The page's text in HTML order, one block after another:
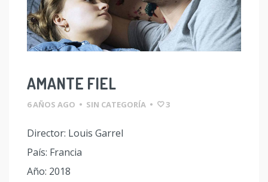
AMANTE FIEL
6 AÑOS AGO • SIN CATEGORÍA • 3
Director: Louis Garrel
País: Francia
Año: 2018